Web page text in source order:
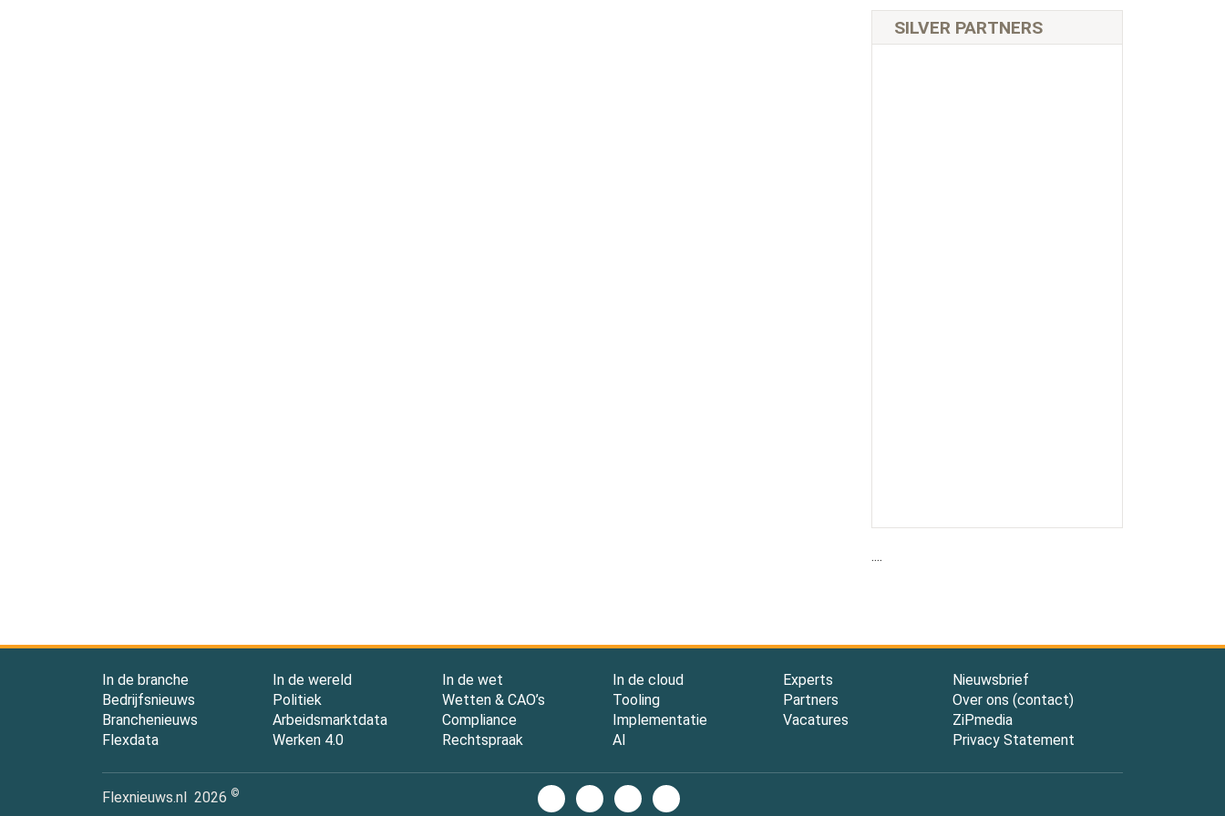
SILVER PARTNERS
....
In de branche
Bedrijfsnieuws
Branchenieuws
Flexdata
In de wereld
Politiek
Arbeidsmarktdata
Werken 4.0
In de wet
Wetten & CAO’s
Compliance
Rechtspraak
In de cloud
Tooling
Implementatie
AI
Experts
Partners
Vacatures
Nieuwsbrief
Over ons (contact)
ZiPmedia
Privacy Statement
Flexnieuws.nl 2026 ©